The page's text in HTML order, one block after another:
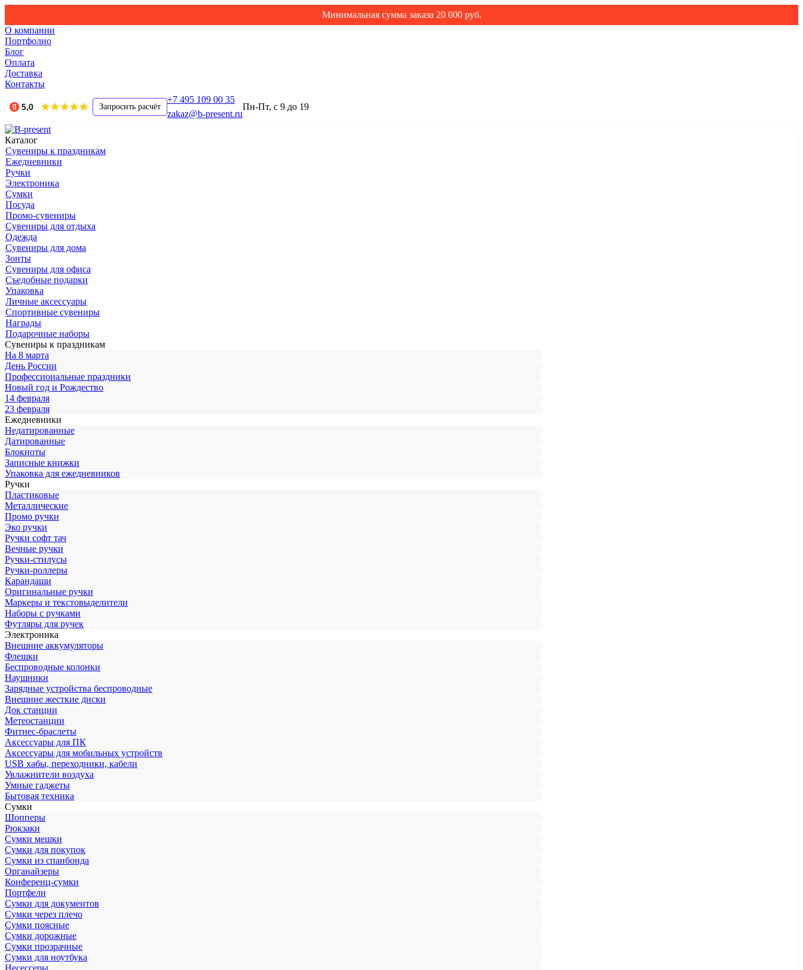
Минимальная сумма заказа 20 000 руб.
О компании
Портфолио
Блог
Оплата
Доставка
Контакты
Запросить расчёт
+7 495 109 00 35
zakaz@b-present.ru
Пн-Пт, с 9 до 19
Каталог
Сувениры к праздникам
Ежедневники
Ручки
Электроника
Сумки
Посуда
Промо-сувениры
Сувениры для отдыха
Одежда
Сувениры для дома
Зонты
Сувениры для офиса
Съедобные подарки
Упаковка
Личные аксессуары
Спортивные сувениры
Награды
Подарочные наборы
Сувениры к праздникам
На 8 марта
День России
Профессиональные праздники
Новый год и Рождество
14 февраля
23 февраля
Ежедневники
Недатированные
Датированные
Блокноты
Записные книжки
Упаковка для ежедневников
Ручки
Пластиковые
Металлические
Промо ручки
Эко ручки
Ручки софт тач
Вечные ручки
Ручки-стилусы
Ручки-роллеры
Карандаши
Оригинальные ручки
Маркеры и текстовыделители
Наборы с ручками
Футляры для ручек
Электроника
Внешние аккумуляторы
Флешки
Беспроводные колонки
Наушники
Зарядные устройства беспроводные
Внешние жесткие диски
Док станции
Метеостанции
Фитнес-браслеты
Аксессуары для ПК
Аксессуары для мобильных устройств
USB хабы, переходники, кабели
Увлажнители воздуха
Умные гаджеты
Бытовая техника
Сумки
Шопперы
Рюкзаки
Сумки мешки
Сумки для покупок
Сумки из спанбонда
Органайзеры
Конференц-сумки
Портфели
Сумки для документов
Сумки через плечо
Сумки поясные
Сумки дорожные
Сумки прозрачные
Сумки для ноутбука
Несессеры